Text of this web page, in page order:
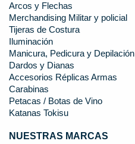
Arcos y Flechas
Merchandising Militar y policial
Tijeras de Costura
Iluminación
Manicura, Pedicura y Depilación
Dardos y Dianas
Accesorios Réplicas Armas
Carabinas
Petacas / Botas de Vino
Katanas Tokisu
NUESTRAS MARCAS